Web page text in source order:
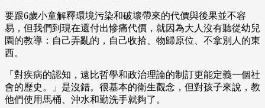
要跟6歲小童解釋環境污染和破壞帶來的代價與後果並不容
易，但我們到現在還付出慘痛代價，就因為大人沒有聽從幼兒
園的教導：自己弄亂的，自己收拾、物歸原位、不拿別人的東
西。
「對疾病的認知，遠比哲學和政治理論的制訂更能定義一個社
會的歷史。」是沒錯。很基本的衛生觀念，但對孩子來說，教
他們使用馬桶、沖水和勤洗手就夠了。